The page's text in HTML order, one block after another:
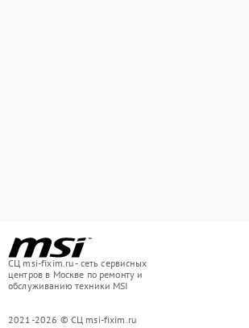
СЦ msi-fixim.ru - сеть сервисных
центров в Москве по ремонту и
обслуживанию техники MSI
2021-2026 © СЦ msi-fixim.ru